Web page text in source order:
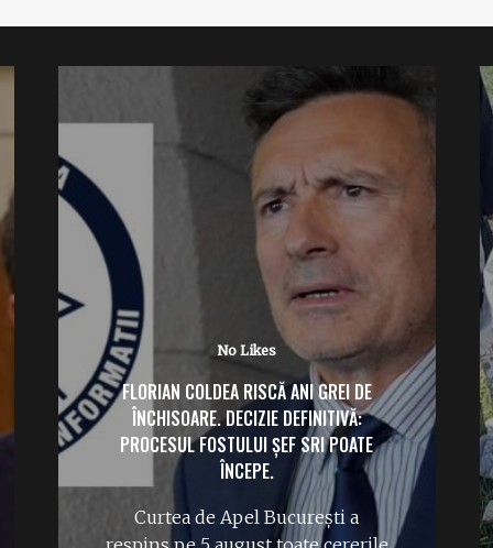
No Likes
FLORIAN COLDEA RISCĂ ANI GREI DE
ÎNCHISOARE. DECIZIE DEFINITIVĂ:
PROCESUL FOSTULUI ȘEF SRI POATE
ÎNCEPE.
Curtea de Apel București a